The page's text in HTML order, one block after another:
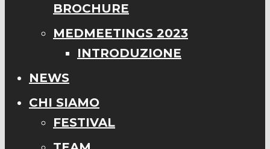
BROCHURE
MEDMEETINGS 2023
INTRODUZIONE
NEWS
CHI SIAMO
FESTIVAL